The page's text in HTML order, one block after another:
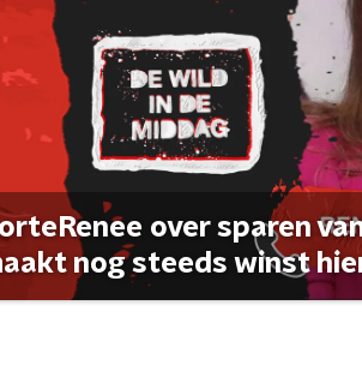
over sparen
nog steeds winst